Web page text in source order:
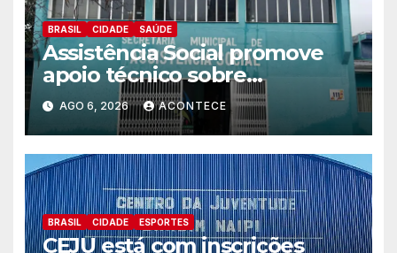
BRASIL CIDADE SAÚDE
Assistência Social promove
apoio técnico sobre
preparação e resposta a
situações de emergência e
calamidade pública
AGO 6, 2026 ACONTECE
BRASIL CIDADE ESPORTES
CEJU está com inscrições